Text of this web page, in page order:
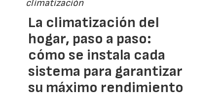
climatización
La climatización del
hogar, paso a paso:
cómo se instala cada
sistema para garantizar
su máximo rendimiento